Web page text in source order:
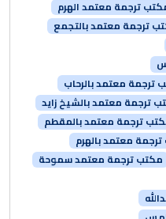
ترجمة معتمد الهرم
ترجمة معتمد بالتجمع
ترجمة معتمد بالرحاب
ترجمة معتمد بالشيخ زايد
ترجمة معتمد بالمقطم
معتمد بالهرم
مكتب ترجمة معتمد سموحة